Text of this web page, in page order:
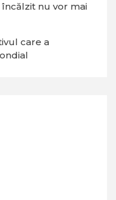
nu vor mai
care a